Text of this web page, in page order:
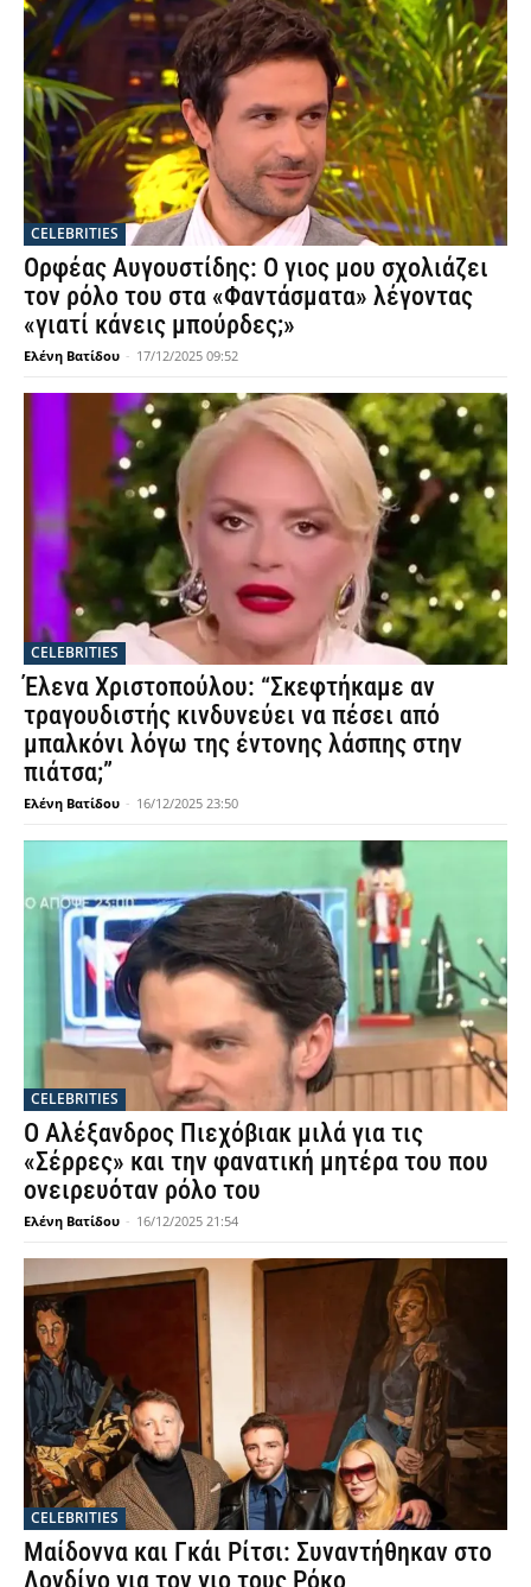
CELEBRITIES
Ορφέας Αυγουστίδης: Ο γιος μου σχολιάζει
τον ρόλο του στα «Φαντάσματα» λέγοντας
«γιατί κάνεις μπούρδες;»
Ελένη Βατίδου - 17/12/2025 09:52
CELEBRITIES
Έλενα Χριστοπούλου: “Σκεφτήκαμε αν
τραγουδιστής κινδυνεύει να πέσει από
μπαλκόνι λόγω της έντονης λάσπης στην
πιάτσα;”
Ελένη Βατίδου - 16/12/2025 23:50
CELEBRITIES
Ο Αλέξανδρος Πιεχόβιακ μιλά για τις
«Σέρρες» και την φανατική μητέρα του που
ονειρευόταν ρόλο του
Ελένη Βατίδου - 16/12/2025 21:54
CELEBRITIES
Μαίδοννα και Γκάι Ρίτσι: Συναντήθηκαν στο
Λονδίνο για τον γιο τους Ρόκο